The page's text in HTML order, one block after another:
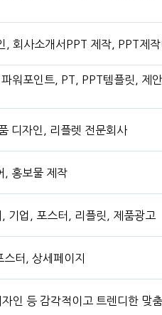
, 회사소개서PPT 제작, PPT제
워포인트, PT, PPT템플릿,
디자인, 리플렛 전문회사
, 홍보물 제작
기업, 포스터, 리플릿, 제품광고
터, 상세페이지
인 등 감각적이고 트렌디한 맞